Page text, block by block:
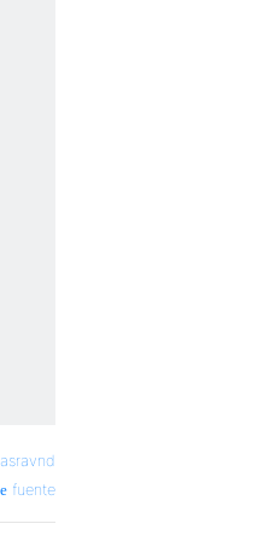
fuente